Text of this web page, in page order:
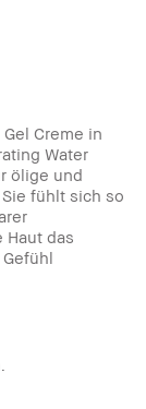
Creme in
Water
ölige und
fühlt sich so
das